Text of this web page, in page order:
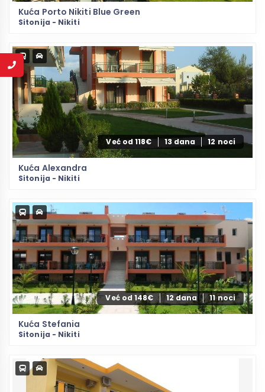
Kuća Porto Nikiti Blue Green
Sitonija - Nikiti
Već od 118€ 13 dana 12 noci
Kuća Alexandra
Sitonija - Nikiti
Već od 148€ 12 dana 11 noci
Kuća Stefania
Sitonija - Nikiti